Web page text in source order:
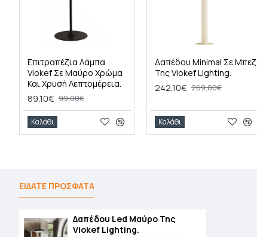
Επιτραπέζια Λάμπα
Viokef Σε Μαύρο Χρώμα
Και Χρυσή Λεπτομέρεια.
89,10€ 99,00€
Καλάθι
Δαπέδου Minimal Σε Μπεζ
Της Viokef Lighting.
242,10€ 269,00€
Καλάθι
ΕΙΔΑΤΕ ΠΡΟΣΦΑΤΑ
Δαπέδου Led Μαύρο Της
Viokef Lighting.